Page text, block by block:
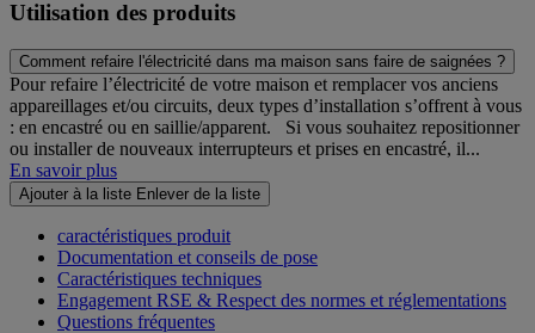
Utilisation des produits
Comment refaire l'électricité dans ma maison sans faire de saignées ?
Pour refaire l’électricité de votre maison et remplacer vos anciens
appareillages et/ou circuits, deux types d’installation s’offrent à vous
: en encastré ou en saillie/apparent. Si vous souhaitez repositionner
ou installer de nouveaux interrupteurs et prises en encastré, il...
En savoir plus
Ajouter à la liste Enlever de la liste
caractéristiques produit
Documentation et conseils de pose
Caractéristiques techniques
Engagement RSE & Respect des normes et réglementations
Questions fréquentes